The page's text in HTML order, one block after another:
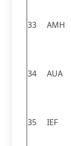
33 AMH
34 AUA
35 IEF